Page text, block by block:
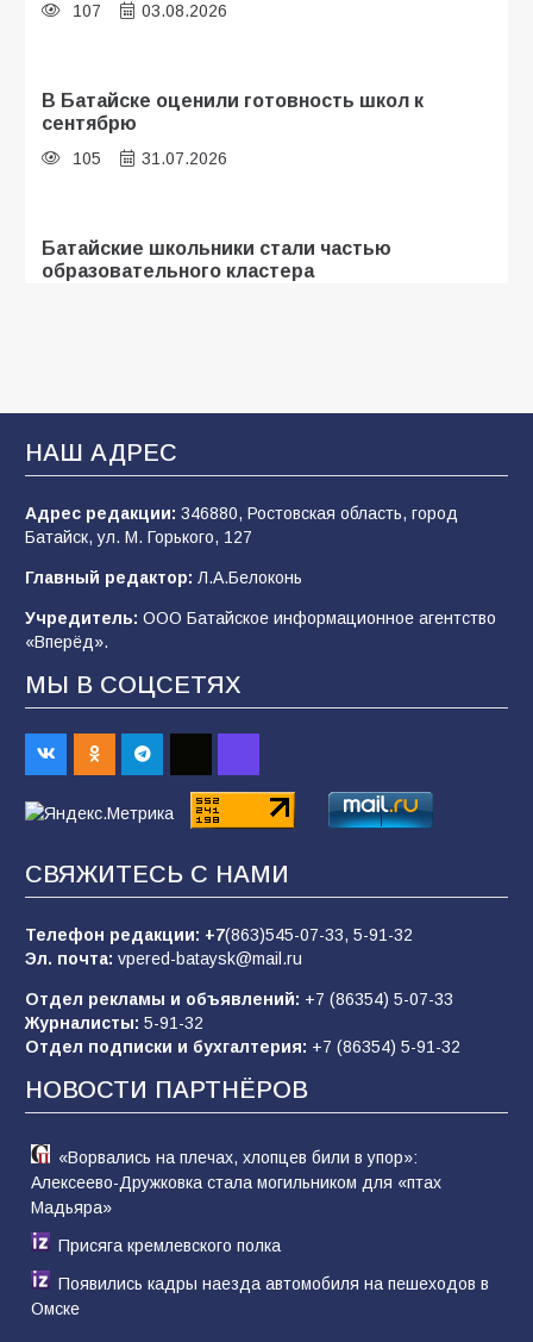
107 03.08.2026
В Батайске оценили готовность школ к
сентябрю
105 31.07.2026
Батайские школьники стали частью
образовательного кластера
деле происходит в армии России в августе
2026 года
99 03.08.2026
«Пургу нести — не поля переходить»: почему
заявления о мобилизации — это
пропагандистский вброс
соревнований
«Слухами Москву не возьмёшь»: почему
заявления Киева о мобилизации — это
отчаяние, а не разведка
80 02.08.2026
НАШ АДРЕС
Адрес редакции: 346880, Ростовская область, город
Батайск, ул. М. Горького, 127
Главный редактор: Л.А.Белоконь
Учредитель: ООО Батайское информационное агентство
«Вперёд».
МЫ В СОЦСЕТЯХ
СВЯЖИТЕСЬ С НАМИ
Телефон редакции: +7(863)545-07-33, 5-91-32
Эл. почта: vpered-bataysk@mail.ru
Отдел рекламы и объявлений: +7 (86354) 5-07-33
Журналисты: 5-91-32
Отдел подписки и бухгалтерия: +7 (86354) 5-91-32
НОВОСТИ ПАРТНЁРОВ
«Ворвались на плечах, хлопцев били в упор»:
Алексеево-Дружковка стала могильником для «птах
Мадьяра»
Присяга кремлевского полка
Появились кадры наезда автомобиля на пешеходов в
Омске